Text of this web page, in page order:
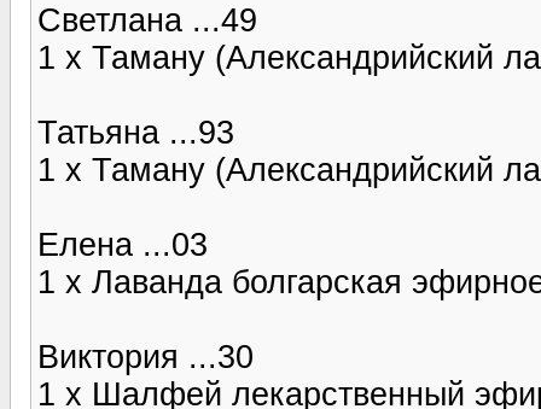
Светлана ...49
1 x Таману (Александрийский
Татьяна ...93
1 x Таману (Александрийский
Елена ...03
1 x Лаванда болгарская
Виктория ...30
1 x Шалфей лекарственный